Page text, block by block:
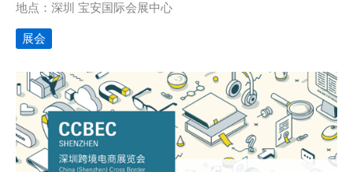
地点：深圳 宝安国际会展中心
展会